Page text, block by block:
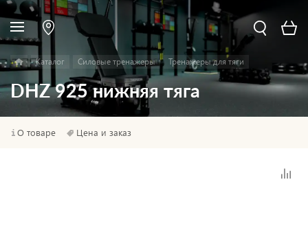
Каталог Силовые тренажеры Тренажеры для тяги
DHZ 925 нижняя тяга
О товаре Цена и заказ